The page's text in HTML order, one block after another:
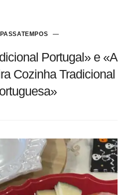
PASSATEMPOS
Portugal» e «A
Cozinha Tradicional